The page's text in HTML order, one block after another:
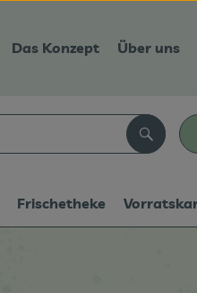
Das Konzept Über uns
Suchen
Frischetheke